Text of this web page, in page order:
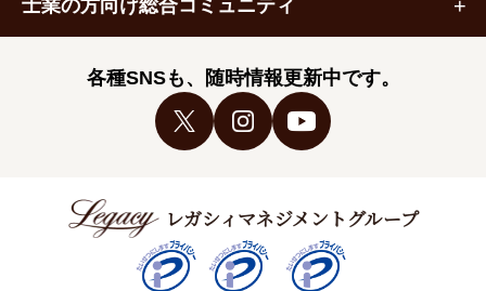
士業の方向け総合コミュニティ
各種SNSも、随時情報更新中です。
レガシィマネジメントグループ